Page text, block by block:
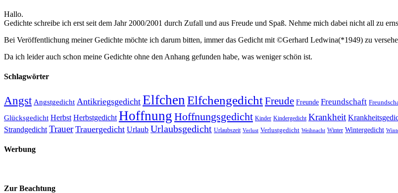
Hallo.
Gedichte schreibe ich erst seit dem Jahr 2000/2001 durch Zufall und aus Freude und Spaß. Nehme mich dabei nicht all zu
Bei Veröffentlichung meiner Gedichte möchte ich darum bitten, immer das Gedicht mit ©Gerhard Ledwina(*1949) zu
Da ich leider auch schon meine Gedichte ohne den Anhang gefunden habe, was weniger schön ist.
Schlagwörter
Angst Angstgedicht Antikriegsgedicht Elfchen ElfchengedichtFreude Freunde Freundschaft
Glücksgedicht Herbst Herbstgedicht Hoffnung Hoffnungsgedicht Kinder Kindergedicht Krankheit
Strandgedicht Trauer Trauergedicht Urlaub Urlaubsgedicht Urlaubszeit Verlust Verlustgedicht Weihnacht Winter Wintergedicht
Werbung
Zur Beachtung